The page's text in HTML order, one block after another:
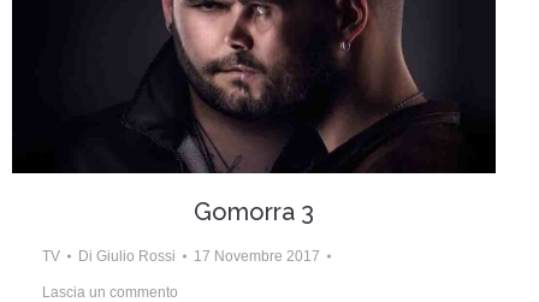
Gomorra 3
TV Di Giulio Rossi 17 Novembre 2017
Lascia un commento